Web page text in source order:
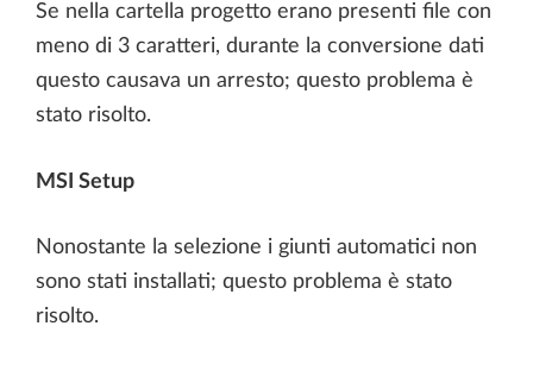
Se nella cartella progetto erano presenti file con
meno di 3 caratteri, durante la conversione dati
questo causava un arresto; questo problema è
stato risolto.
MSI Setup
Nonostante la selezione i giunti automatici non
sono stati installati; questo problema è stato
risolto.